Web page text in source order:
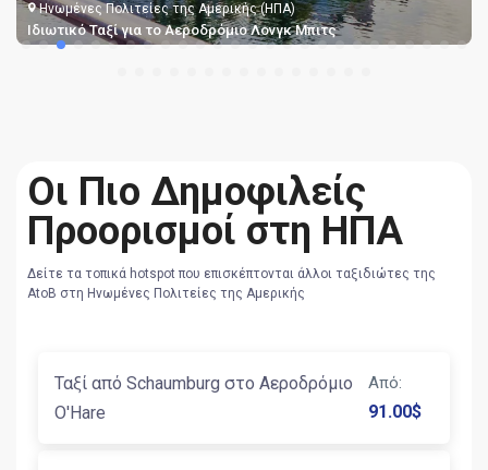
Ηνωμένες Πολιτείες της Αμερικής (ΗΠΑ)
Ιδιωτικό Ταξί για το Αεροδρόμιο Λονγκ Μπιτς
Οι Πιο Δημοφιλείς
Προορισμοί στη ΗΠΑ
Δείτε τα τοπικά hotspot που επισκέπτονται άλλοι ταξιδιώτες της
AtoB στη Ηνωμένες Πολιτείες της Αμερικής
Ταξί από Schaumburg στο Αεροδρόμιο
O'Hare
Από:
91.00$